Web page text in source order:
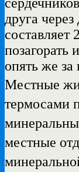
друга
позагорать
опять же за
Местные
термосами
местные